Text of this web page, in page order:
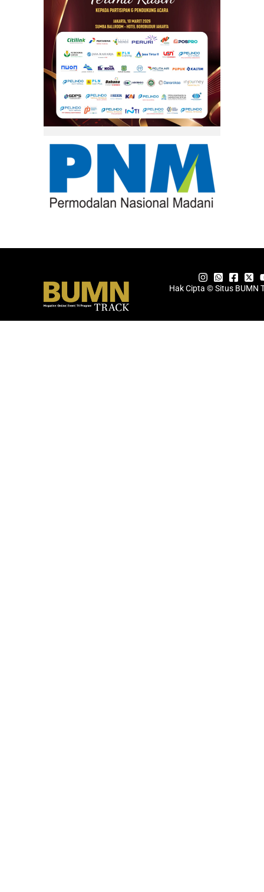
Hak Cipta © Situs BUMN